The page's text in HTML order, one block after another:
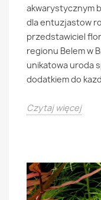
akwarystycznym
dla entuzjastow
przedstawiciel
regionu Belem w
unikatowa uroda
dodatkiem do
Czytaj więcej